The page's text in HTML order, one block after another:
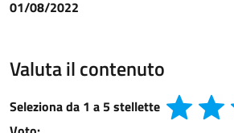
01/08/2022
Valuta il contenuto
Seleziona da 1 a 5 stellette